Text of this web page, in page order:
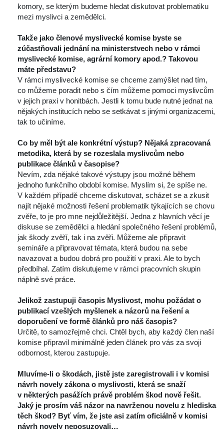
komory, se kterým budeme hledat diskutovat problematiku
mezi myslivci a zemědělci.
Takže jako členové myslivecké komise byste se
zúčastňovali jednání na ministerstvech nebo v rámci
myslivecké komise, agrární komory apod.? Takovou
máte představu?
V rámci myslivecké komise se chceme zamýšlet nad tím,
co můžeme poradit nebo s čím můžeme pomoci myslivcům
v jejich praxi v honitbách. Jestli k tomu bude nutné jednat na
nějakých institucích nebo se setkávat s jinými organizacemi,
tak to učiníme.
Co by měl být ale konkrétní výstup? Nějaká zpracovaná
metodika, která by se rozeslala myslivcům nebo
publikace článků v časopise?
Nevím, zda nějaké takové výstupy jsou možné během
jednoho funkčního období komise. Myslím si, že spíše ne.
V každém případě chceme diskutovat, scházet se a zkusit
najít nějaké možnosti řešení problematik týkajících se chovu
zvěře, to je pro mne nejdůležitější. Jedna z hlavních věcí je
diskuse se zemědělci a hledání společného řešení problémů,
jak škody zvěří, tak i na zvěři. Můžeme ale připravit
emináře a připravovat témata, která budou na sebe
navazovat a budou dobrá pro použití v praxi. Ale to bych
předbíhal. Zatím diskutujeme v rámci pracovních skupin
náplně své práce.
Jelikož zastupuji časopis Myslivost, mohu požádat o
publikací vzešlých myšlenek a názorů na řešení a
doporučení ve formě článků pro náš časopis?
Určitě, to samozřejmě chci. Chtěl bych, aby každý člen naší
komise připravil minimálně jeden článek pro vás za svoji
odbornost, kterou zastupuje.
Mluvíme-li o škodách, jistě jste zaregistrovali i v komisi
návrh novely zákona o myslivosti, která se snaží
v některých pasážích právě problém škod nově řešit.
Jaký je prosím váš názor na navrženou novelu z hlediska
těch škod? Byť vím, že jste asi zatím oficiálně v komisi
návrh novely neposuzovali…